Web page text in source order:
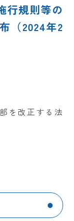
行規則等の
（2024年2
を改正する法